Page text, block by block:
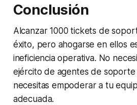
Conclusión
Alcanzar 1000 tickets de
éxito, pero ahogarse en ellos
ineficiencia operativa. No
ejército de agentes de soporte
necesitas empoderar a tu
adecuada.